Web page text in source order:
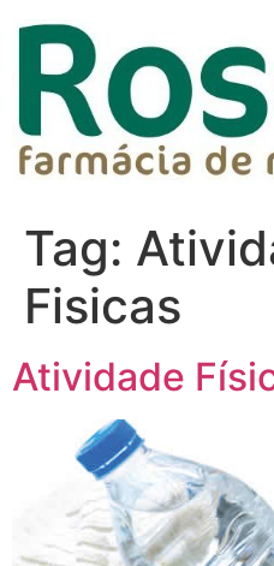
Tag:
Fisicas
Atividade